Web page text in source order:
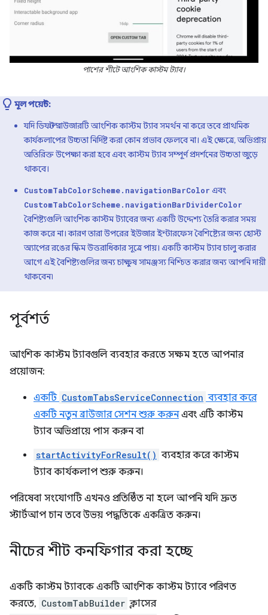
পাশের শীটে আংশিক কাস্টম ট্যাব।
মূল পয়েন্ট:
যদি ডিফল্ট ব্রাউজারটি আংশিক কাস্টম ট্যাব সমর্থন না করে তবে প্রাথমিক
কার্যকলাপের উচ্চতা নির্দিষ্ট করা কোন প্রভাব ফেলবে না। এই ক্ষেত্রে, অভিপ্রায়
অতিরিক্ত উপেক্ষা করা হবে এবং কাস্টম ট্যাব সম্পূর্ণ প্রদর্শনের উচ্চতা জুড়ে
থাকবে।
CustomTabColorScheme.navigationBarColor এবং
CustomTabColorScheme.navigationBarDividerColor
বৈশিষ্ট্যগুলি আংশিক কাস্টম ট্যাবের জন্য একটি উদ্দেশ্য তৈরি করার সময়
কাজ করে না। কারণ তারা উপরের ইউজার ইন্টারফেস বৈশিষ্ট্যের জন্য হোস্ট
অ্যাপের রঙের স্কিম উত্তরাধিকার সূত্রে পায়। একটি কাস্টম ট্যাব চালু করার
আগে এই বৈশিষ্ট্যগুলির জন্য চাক্ষুষ সামঞ্জস্য নিশ্চিত করার জন্য আপনি দায়ী
থাকবেন৷
পূর্বশর্ত
আংশিক কাস্টম ট্যাবগুলি ব্যবহার করতে সক্ষম হতে আপনার
প্রয়োজন:
একটি CustomTabsServiceConnection ব্যবহার করে
একটি নতুন ব্রাউজার সেশন শুরু করুনএবং এটি কাস্টম
ট্যাব অভিপ্রায়ে পাস করুন বা
startActivityForResult() ব্যবহার করে কাস্টম
ট্যাব কার্যকলাপ শুরু করুন।
পরিষেবা সংযোগটি এখনও প্রতিষ্ঠিত না হলে আপনি যদি দ্রুত
স্টার্টআপ চান তবে উভয় পদ্ধতিকে একত্রিত করুন।
নীচের শীট কনফিগার করা হচ্ছে
একটি কাস্টম ট্যাবকে একটি আংশিক কাস্টম ট্যাবে পরিণত
করতে, CustomTabBuilder ক্লাসের